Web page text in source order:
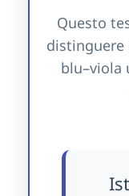
Questo
blu–viola